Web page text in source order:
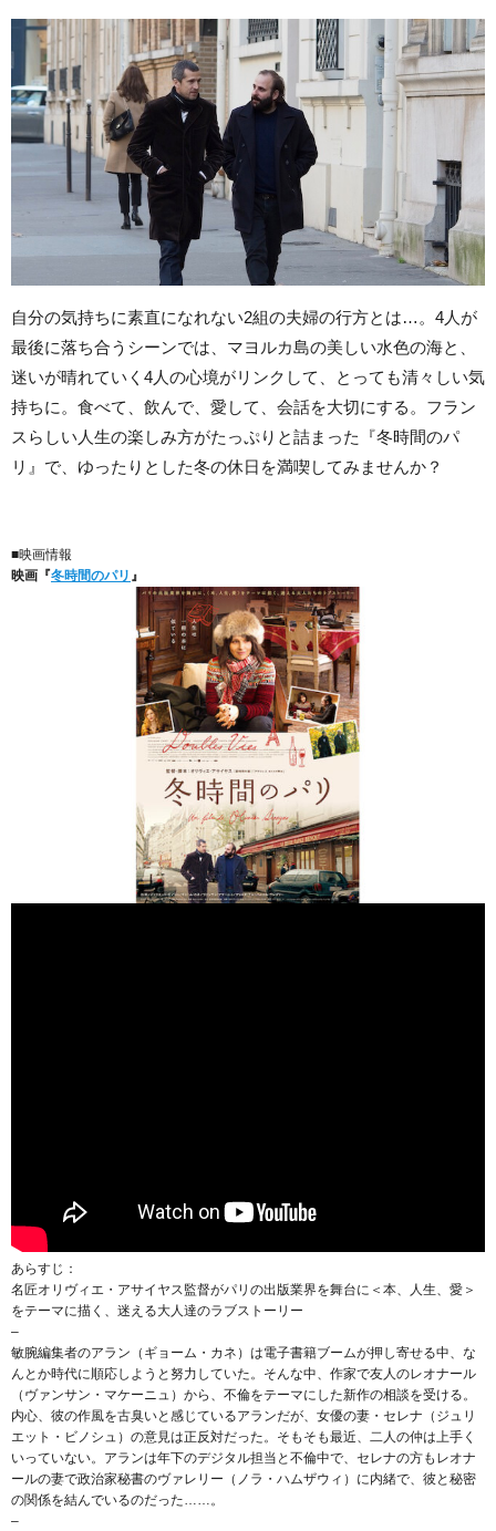
自分の気持ちに素直になれない2組の夫婦の行方とは…。4人が
最後に落ち合うシーンでは、マヨルカ島の美しい水色の海と、
迷いが晴れていく4人の心境がリンクして、とっても清々しい気
持ちに。食べて、飲んで、愛して、会話を大切にする。フラン
スらしい人生の楽しみ方がたっぷりと詰まった『冬時間のパ
リ』で、ゆったりとした冬の休日を満喫してみませんか？
■映画情報
映画『冬時間のパリ 』
あらすじ：
名匠オリヴィエ・アサイヤス監督がパリの出版業界を舞台に＜本、人生、愛＞
をテーマに描く、迷える大人達のラブストーリー
–
敏腕編集者のアラン（ギョーム・カネ）は電子書籍ブームが押し寄せる中、な
んとか時代に順応しようと努力していた。そんな中、作家で友人のレオナール
（ヴァンサン・マケーニュ）から、不倫をテーマにした新作の相談を受ける。
内心、彼の作風を古臭いと感じているアランだが、女優の妻・セレナ（ジュリ
エット・ビノシュ）の意見は正反対だった。そもそも最近、二人の仲は上手く
いっていない。アランは年下のデジタル担当と不倫中で、セレナの方もレオナ
ールの妻で政治家秘書のヴァレリー（ノラ・ハムザウィ）に内緒で、彼と秘密
の関係を結んでいるのだった……。
–